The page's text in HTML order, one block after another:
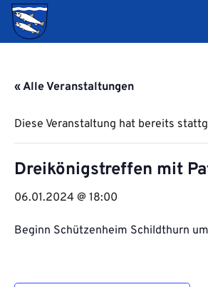
« Alle Veranstaltungen
Diese Veranstaltung hat bereits
Dreikönigstreffen mit
06.01.2024 @ 18:00
Beginn Schützenheim Schildthurn